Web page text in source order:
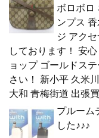
ボロボロ
ンプス
ジ アク
しております！ 安
ョップ ゴールドス
さい！ 新小平 久米
大和 青梅街道 出張
プルーム
した♪♪♪